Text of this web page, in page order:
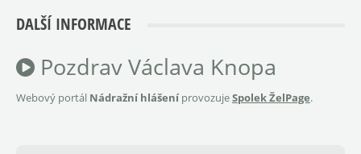
DALŠÍ INFORMACE
Pozdrav Václava Knopa
Webový portál Nádražní hlášeníprovozujeSpolek ŽelPage.